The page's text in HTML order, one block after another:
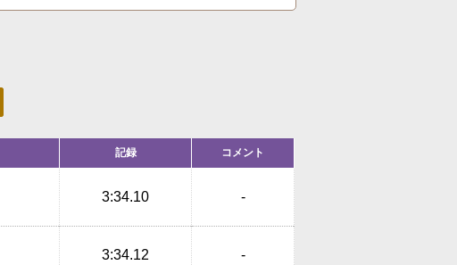
記録 コメント
3:34.10 -
3:34.12 -